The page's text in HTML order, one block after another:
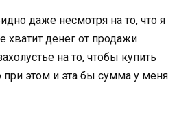
даже несмотря на то, что я
хватит денег от продажи
на то, чтобы купить
этом и эта бы сумма у меня